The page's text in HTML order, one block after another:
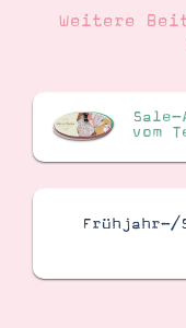
Suche Impressum
Weitere
vom
Frühjahr-/